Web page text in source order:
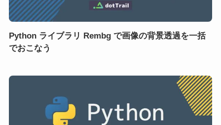
Python ライブラリ Rembg で画像の背景透過を一括
でおこなう